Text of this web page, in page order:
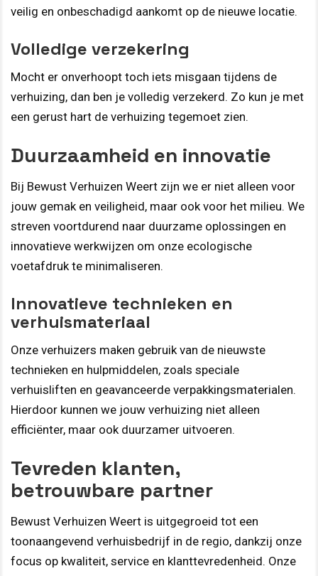
veilig en onbeschadigd aankomt op de nieuwe locatie.
Volledige verzekering
Mocht er onverhoopt toch iets misgaan tijdens de
verhuizing, dan ben je volledig verzekerd. Zo kun je met
een gerust hart de verhuizing tegemoet zien.
Duurzaamheid en innovatie
Bij Bewust Verhuizen Weert zijn we er niet alleen voor
jouw gemak en veiligheid, maar ook voor het milieu. We
streven voortdurend naar duurzame oplossingen en
innovatieve werkwijzen om onze ecologische
voetafdruk te minimaliseren.
Innovatieve technieken en
verhuismateriaal
Onze verhuizers maken gebruik van de nieuwste
technieken en hulpmiddelen, zoals speciale
verhuisliften en geavanceerde verpakkingsmaterialen.
Hierdoor kunnen we jouw verhuizing niet alleen
efficiënter, maar ook duurzamer uitvoeren.
Tevreden klanten,
betrouwbare partner
Bewust Verhuizen Weert is uitgegroeid tot een
toonaangevend verhuisbedrijf in de regio, dankzij onze
focus op kwaliteit, service en klanttevredenheid. Onze